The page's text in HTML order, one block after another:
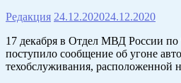
Редакция 24.12.202024.12.2020
17 декабря в Отдел МВД России
поступило сообщение об угоне
техобслуживания, расположенной